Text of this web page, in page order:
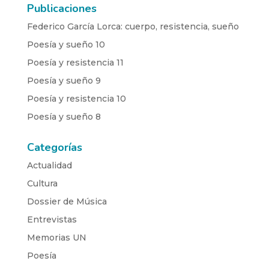
Publicaciones
Federico García Lorca: cuerpo, resistencia, sueño
Poesía y sueño 10
Poesía y resistencia 11
Poesía y sueño 9
Poesía y resistencia 10
Poesía y sueño 8
Categorías
Actualidad
Cultura
Dossier de Música
Entrevistas
Memorias UN
Poesía